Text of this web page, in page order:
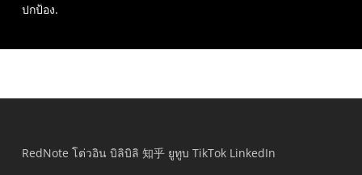
ปกป้อง.
RedNote โต่วอิน บิลิบิลิ 知乎 ยูทูบ TikTok LinkedIn